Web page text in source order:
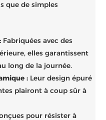
que de simples
Fabriquées avec des
elles garantissent
long de la journée.
: Leur design épuré
plairont à coup sûr à
pour résister à